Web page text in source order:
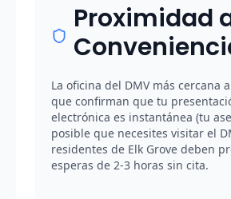
Proximidad
La oficina del DMV más cercana
que confirman que tu
electrónica es instantánea (tu
posible que necesites visitar el
residentes de Elk Grove deben
esperas de 2-3 horas sin cita.